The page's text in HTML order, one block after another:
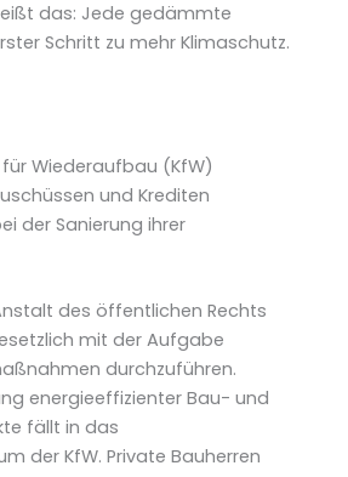
das: Jede gedämmte
Schritt zu mehr Klimaschutz.
Wiederaufbau (KfW)
und Krediten
der Sanierung ihrer
des öffentlichen Rechts
mit der Aufgabe
durchzuführen.
energieeffizienter Bau- und
fällt in das
der KfW. Private Bauherren